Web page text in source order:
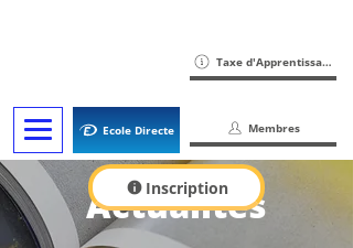
Ecole Directe
Taxe d'Apprentissage
Membres
Inscription
Actualités